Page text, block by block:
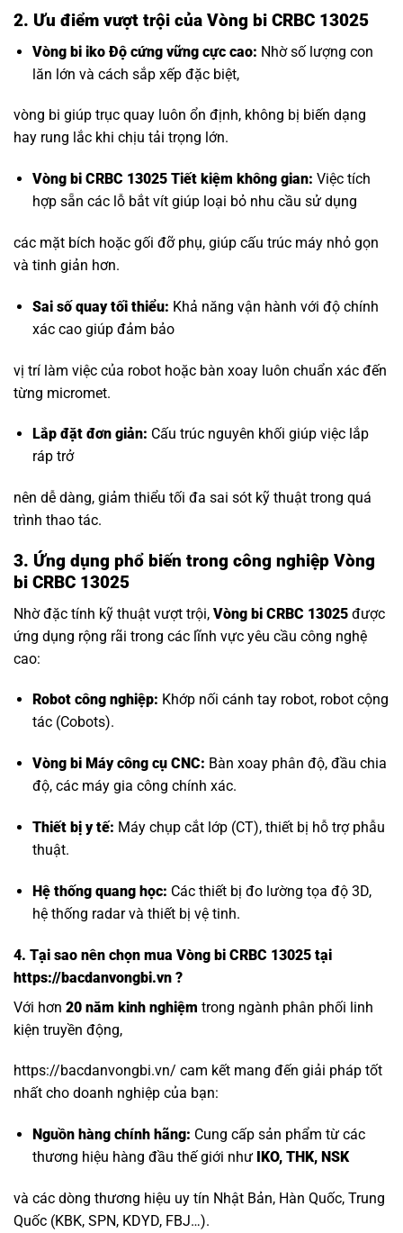
2. Ưu điểm vượt trội của Vòng bi CRBC 13025
Vòng bi ikoĐộ cứng vững cực cao: Nhờ số lượng con
lăn lớn và cách sắp xếp đặc biệt,
vòng bi giúp trục quay luôn ổn định, không bị biến dạng
hay rung lắc khi chịu tải trọng lớn.
Vòng bi CRBC 13025 Tiết kiệm không gian: Việc tích
hợp sẵn các lỗ bắt vít giúp loại bỏ nhu cầu sử dụng
các mặt bích hoặc gối đỡ phụ, giúp cấu trúc máy nhỏ gọn
và tinh giản hơn.
Sai số quay tối thiểu: Khả năng vận hành với độ chính
xác cao giúp đảm bảo
vị trí làm việc của robot hoặc bàn xoay luôn chuẩn xác đến
từng micromet.
Lắp đặt đơn giản: Cấu trúc nguyên khối giúp việc lắp
ráp trở
nên dễ dàng, giảm thiểu tối đa sai sót kỹ thuật trong quá
trình thao tác.
3. Ứng dụng phổ biến trong công nghiệp Vòng
bi CRBC 13025
Nhờ đặc tính kỹ thuật vượt trội, Vòng bi CRBC 13025 được
ứng dụng rộng rãi trong các lĩnh vực yêu cầu công nghệ
cao:
Robot công nghiệp: Khớp nối cánh tay robot, robot cộng
tác (Cobots).
Vòng bi Máy công cụ CNC: Bàn xoay phân độ, đầu chia
độ, các máy gia công chính xác.
Thiết bị y tế: Máy chụp cắt lớp (CT), thiết bị hỗ trợ phẫu
thuật.
Hệ thống quang học: Các thiết bị đo lường tọa độ 3D,
hệ thống radar và thiết bị vệ tinh.
4. Tại sao nên chọn mua Vòng bi CRBC 13025 tại
https://bacdanvongbi.vn ?
Với hơn 20 năm kinh nghiệm trong ngành phân phối linh
kiện truyền động,
https://bacdanvongbi.vn/ cam kết mang đến giải pháp tốt
nhất cho doanh nghiệp của bạn:
Nguồn hàng chính hãng: Cung cấp sản phẩm từ các
thương hiệu hàng đầu thế giới như IKO, THK, NSK
và các dòng thương hiệu uy tín Nhật Bản, Hàn Quốc, Trung
Quốc (KBK, SPN, KDYD, FBJ…).